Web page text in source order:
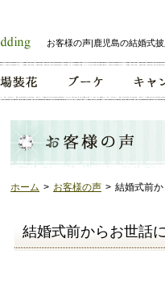
お客様の声|鹿児島の結婚式
ホーム > お客様の声 > 結婚式前
結婚式前からお世話